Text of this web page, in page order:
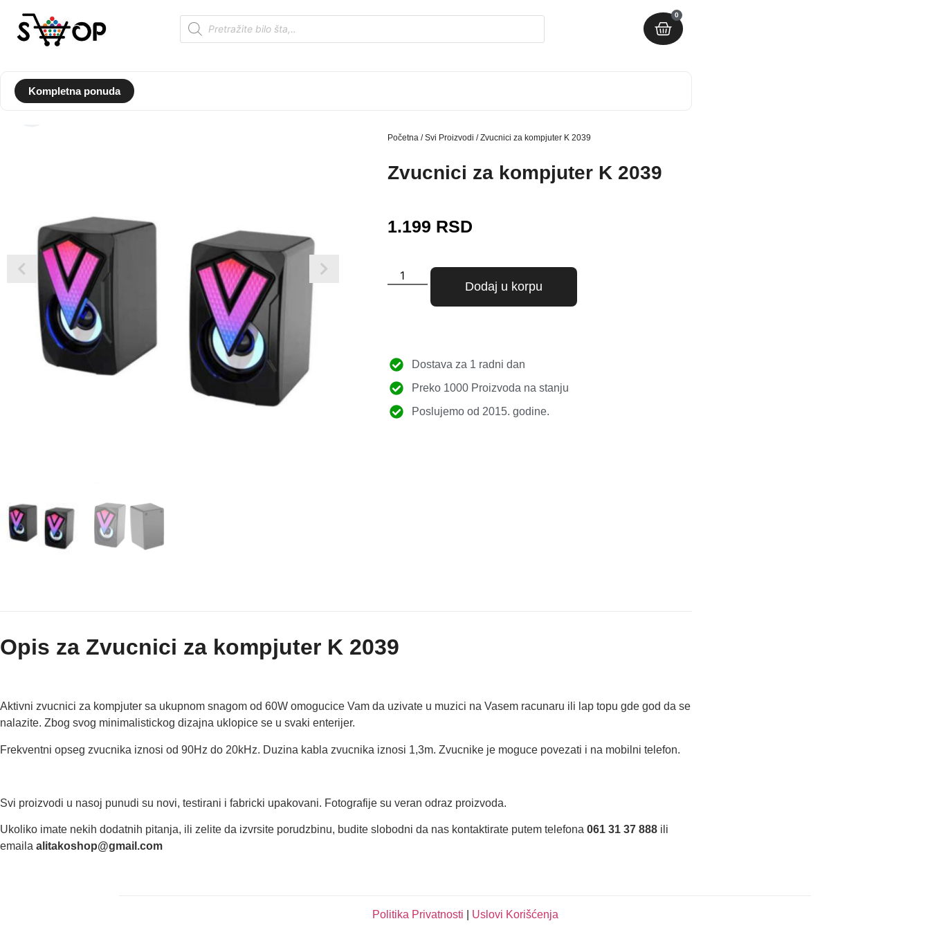
0
Kompletna ponuda
Početna /Svi Proizvodi / Zvucnici za kompjuter K 2039
Zvucnici za kompjuter K 2039
1.199 RSD
Dodaj u korpu
Dostava za 1 radni dan
Preko 1000 Proizvoda na stanju
Poslujemo od 2015. godine.
Opis za Zvucnici za kompjuter K 2039
Aktivni zvucnici za kompjuter sa ukupnom snagom od 60W omogucice Vam da uzivate u muzici na Vasem racunaru ili lap topu gde god da se
nalazite. Zbog svog minimalistickog dizajna uklopice se u svaki enterijer.
Frekventni opseg zvucnika iznosi od 90Hz do 20kHz. Duzina kabla zvucnika iznosi 1,3m. Zvucnike je moguce povezati i na mobilni telefon.
Svi proizvodi u nasoj punudi su novi, testirani i fabricki upakovani. Fotografije su veran odraz proizvoda.
Ukoliko imate nekih dodatnih pitanja, ili zelite da izvrsite porudzbinu, budite slobodni da nas kontaktirate putem telefona 061 31 37 888 ili
emaila alitakoshop@gmail.com
Politika Privatnosti Uslovi Korišćenja